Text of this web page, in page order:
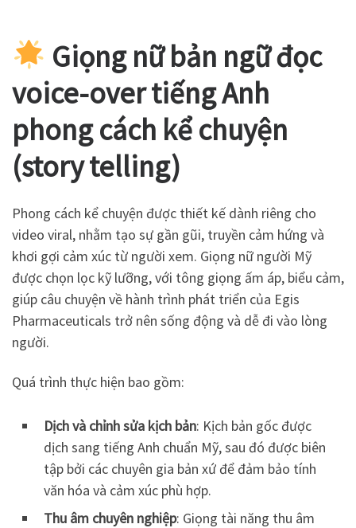
Giọng nữ bản ngữ đọc
voice-over tiếng Anh
phong cách kể chuyện
(story telling)
Phong cách kể chuyện được thiết kế dành riêng cho
video viral, nhằm tạo sự gần gũi, truyền cảm hứng và
khơi gợi cảm xúc từ người xem. Giọng nữ người Mỹ
được chọn lọc kỹ lưỡng, với tông giọng ấm áp, biểu cảm,
giúp câu chuyện về hành trình phát triển của Egis
Pharmaceuticals trở nên sống động và dễ đi vào lòng
người.
Quá trình thực hiện bao gồm:
Dịch và chỉnh sửa kịch bản: Kịch bản gốc được
dịch sang tiếng Anh chuẩn Mỹ, sau đó được biên
tập bởi các chuyên gia bản xứ để đảm bảo tính
văn hóa và cảm xúc phù hợp.
Thu âm chuyên nghiệp: Giọng tài năng thu âm